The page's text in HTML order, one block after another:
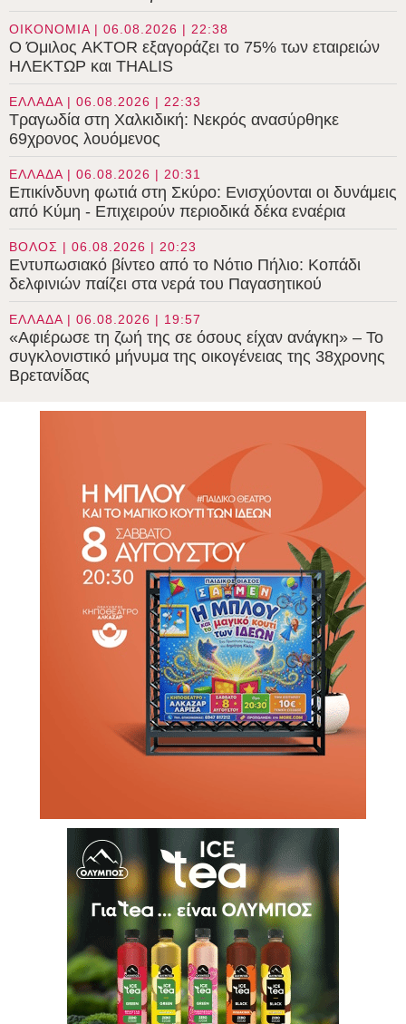
ΟΙΚΟΝΟΜΙΑ | 06.08.2026 | 22:38
Ο Όμιλος AKTOR εξαγοράζει το 75% των εταιρειών
ΗΛΕΚΤΩΡ και THALIS
ΕΛΛΑΔΑ | 06.08.2026 | 22:33
Τραγωδία στη Χαλκιδική: Νεκρός ανασύρθηκε
69χρονος λουόμενος
ΕΛΛΑΔΑ | 06.08.2026 | 20:31
Επικίνδυνη φωτιά στη Σκύρο: Ενισχύονται οι δυνάμεις
από Κύμη - Επιχειρούν περιοδικά δέκα εναέρια
ΒΟΛΟΣ | 06.08.2026 | 20:23
Εντυπωσιακό βίντεο από το Νότιο Πήλιο: Κοπάδι
δελφινιών παίζει στα νερά του Παγασητικού
ΕΛΛΑΔΑ | 06.08.2026 | 19:57
«Αφιέρωσε τη ζωή της σε όσους είχαν ανάγκη» – Το
συγκλονιστικό μήνυμα της οικογένειας της 38χρονης
Βρετανίδας